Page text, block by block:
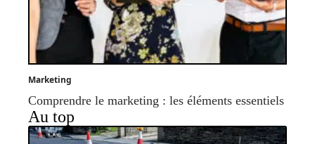
Marketing
Comprendre le marketing : les éléments essentiels
Au top